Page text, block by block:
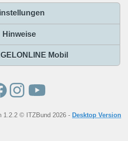
Hinweise
Mobil
1.2.2 © ITZBund 2026 - Desktop Version